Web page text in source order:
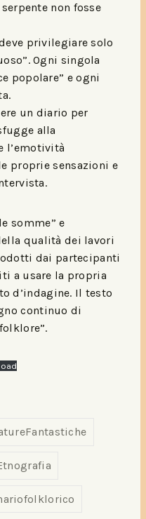
non fosse
privilegiare solo
Ogni singola
popolare” e ogni
un diario per
alla
l’emotività
proprie sensazioni e
somme” e
qualità dei lavori
dai partecipanti
a usare la propria
d’indagine. Il testo
continuo di